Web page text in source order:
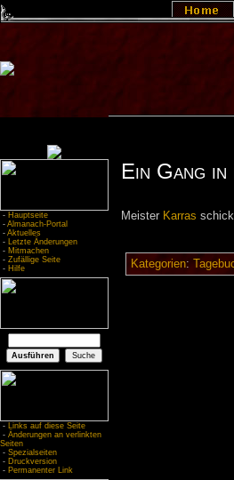
- Hauptseite
- Almanach-Portal
- Aktuelles
- Letzte Änderungen
- Mitmachen
- Zufällige Seite
- Hilfe
- Links auf diese Seite
- Änderungen an verlinkten
Seiten
- Spezialseiten
- Druckversion
- Permanenter Link
Ein Gang
Meister Karras
Kategorien: